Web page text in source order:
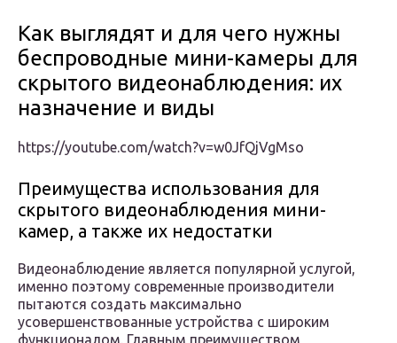
Как выглядят и для чего нужны
беспроводные мини-камеры для
скрытого видеонаблюдения: их
назначение и виды
https://youtube.com/watch?v=w0JfQjVgMso
Преимущества использования для
скрытого видеонаблюдения мини-
камер, а также их недостатки
Видеонаблюдение является популярной услугой,
именно поэтому современные производители
пытаются создать максимально
усовершенствованные устройства с широким
функционалом. Главным преимуществом